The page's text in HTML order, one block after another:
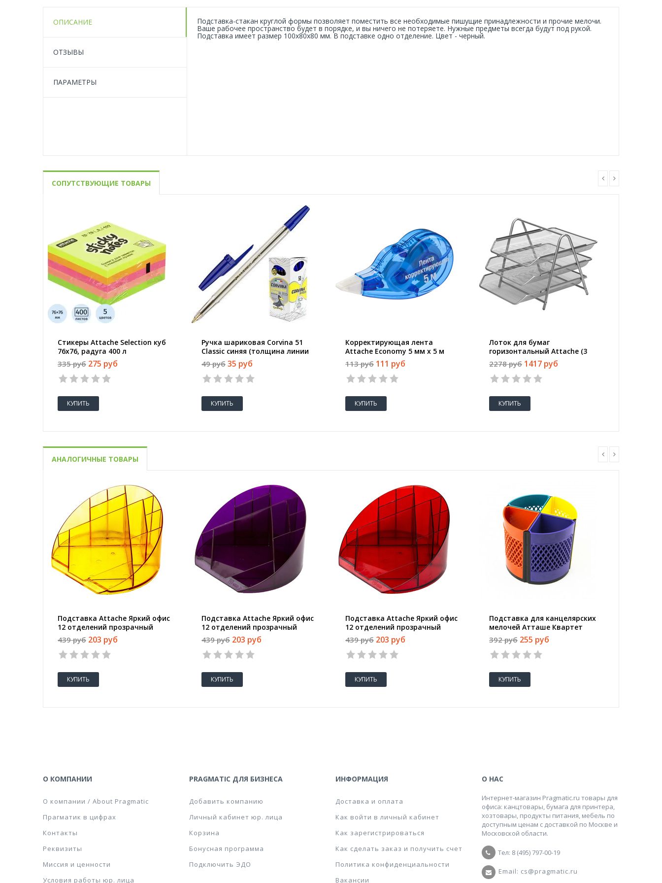
ОПИСАНИЕ
ОТЗЫВЫ
ПАРАМЕТРЫ
Подставка-стакан круглой формы позволяет поместить все необходимые пишущие принадлежности и прочие мелочи.
Ваше рабочее пространство будет в порядке, и вы ничего не потеряете. Нужные предметы всегда будут под рукой.
Подставка имеет размер 100х80х80 мм. В подставке одно отделение. Цвет - черный.
СОПУТСТВУЮЩИЕ ТОВАРЫ
Стикеры Attache Selection куб
76х76, радуга 400 л
335 руб 275 руб
КУПИТЬ
Ручка шариковая Corvina 51
Classic синяя (толщина линии
0.7 мм)
49 руб 35 руб
КУПИТЬ
Корректирующая лента
Attache Economy 5 мм x 5 м
113 руб 111 руб
КУПИТЬ
Лоток для бумаг
горизонтальный Attache (3
секции, металлическая сетка,
высота 267 мм, серебро)
2278 руб 1417 руб
КУПИТЬ
АНАЛОГИЧНЫЕ ТОВАРЫ
Подставка Attache Яркий офис
12 отделений прозрачный
Манго
439 руб 203 руб
КУПИТЬ
Подставка Attache Яркий офис
12 отделений прозрачный
Слива
439 руб 203 руб
КУПИТЬ
Подставка Attache Яркий офис
12 отделений прозрачный
Вишня
439 руб 203 руб
КУПИТЬ
Подставка для канцелярских
мелочей Атташе Квартет
радуга, вращающаяся
392 руб 255 руб
КУПИТЬ
О КОМПАНИИ
О компании / About Pragmatic
Прагматик в цифрах
Контакты
Реквизиты
Миссия и ценности
Условия работы юр. лица
PRAGMATIC ДЛЯ БИЗНЕСА
Добавить компанию
Личный кабинет юр. лица
Корзина
Бонусная программа
Подключить ЭДО
ИНФОРМАЦИЯ
Доставка и оплата
Как войти в личный кабинет
Как зарегистрироваться
Как сделать заказ и получить счет
Политика конфиденциальности
Вакансии
О НАС
Интернет-магазин Pragmatic.ru товары для
офиса: канцтовары, бумага для принтера,
хозтовары, продукты питания, мебель по
доступным ценам с доставкой по Москве и
Московской области.
Тел: 8 (495) 797-00-19
Email: cs@pragmatic.ru